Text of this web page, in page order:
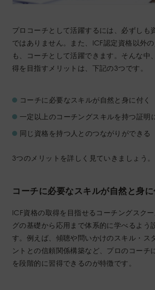
プロコーチとして活躍するには、必ずしも
ではありません。また、ICF認定資格以外
も、コーチとして活躍できます。そんな中
得を目指すメリットは、下記の3つです。
コーチに必要なスキルが自然と身に付く
一定以上のコーチングスキルを持つ証明
同じ資格を持つ人とのつながりができる
3つのメリットを詳しく見ていきましょう。
コーチに必要なスキルが自然と身に
ICF資格の取得を目指せるコーチングスク
グの基礎から応用まで体系的に学べるよう
す。例えば、傾聴や問いかけのスキル・ス
ントとの信頼関係構築など、プロのコーチ
を段階的に習得できるのが特徴です。